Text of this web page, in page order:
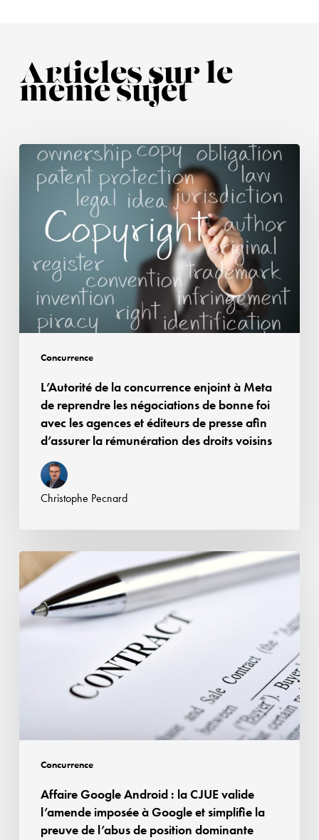
Articles sur le
même sujet
Concurrence
L’Autorité
concurrence
enjoint
Meta
reprendre
les
négociations
bonne
agences
presse
afin
d’assurer
rémunération
L’Autorité de la concurrence enjoint à Meta
de reprendre les négociations de bonne foi
avec les agences et éditeurs de presse afin
d’assurer la rémunération des droits voisins
Christophe Pecnard
Concurrence
Google
Android
:
à
Google
simplifieAffaire Google Android : la CJUE valide
l’amende imposée à Google et simplifie la
preuve de l’abus de position dominante